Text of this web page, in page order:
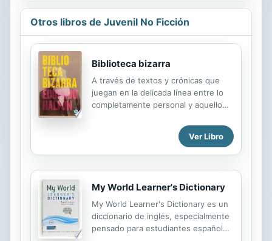
Otros libros de Juvenil No Ficción
Biblioteca bizarra
A través de textos y crónicas que
juegan en la delicada línea entre lo
completamente personal y aquello
Eduardo Halfon nos habla de la
lectura, las bibliotecas y la escritura.
Bajo esas temáticas podemos
anécdotas tan íntimas como
intimidatorias. En un pequeño libro,
un gran mundo.
Ver Libro
My World Learner's Dictionary
My World Learner's Dictionary es un
diccionario de inglés, especialmente
pensado para estudiantes españoles